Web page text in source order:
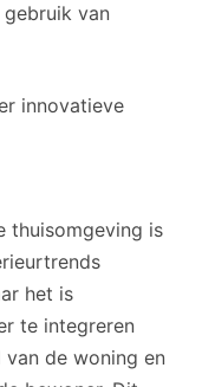
van
innovatieve
thuisomgeving is
het is
te integreren
de woning en